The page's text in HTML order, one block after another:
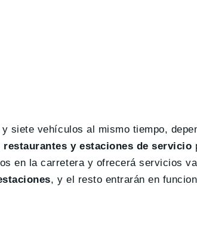
siete vehículos al mismo tiempo,
restaurantes y estaciones de servicio
en la carretera y ofrecerá servicios
, y el resto entrarán en